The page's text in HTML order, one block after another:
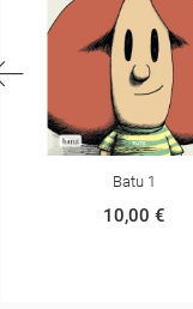
Superninja Kururo 3
12,00 €